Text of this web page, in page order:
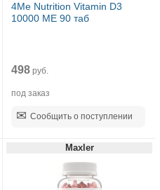
4Me Nutrition Vitamin D3
10000 МЕ 90 таб
498 руб.
под заказ
Сообщить о поступлении
Maxler